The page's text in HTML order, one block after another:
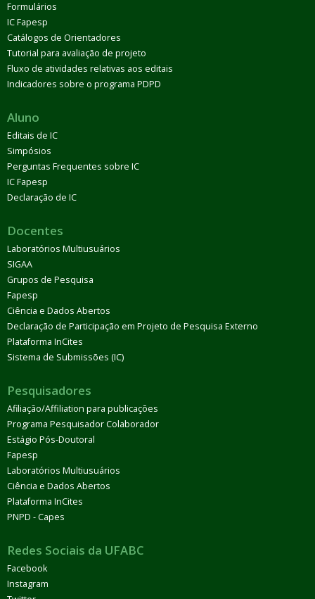
Formulários
IC Fapesp
Catálogos de Orientadores
Tutorial para avaliação de projeto
Fluxo de atividades relativas aos editais
Indicadores sobre o programa PDPD
Aluno
Editais de IC
Simpósios
Perguntas Frequentes sobre IC
IC Fapesp
Declaração de IC
Docentes
Laboratórios Multiusuários
SIGAA
Grupos de Pesquisa
Fapesp
Ciência e Dados Abertos
Declaração de Participação em Projeto de Pesquisa Externo
Plataforma InCites
Sistema de Submissões (IC)
Pesquisadores
Afiliação/Affiliation para publicações
Programa Pesquisador Colaborador
Estágio Pós-Doutoral
Fapesp
Laboratórios Multiusuários
Ciência e Dados Abertos
Plataforma InCites
PNPD - Capes
Redes Sociais da UFABC
Facebook
Instagram